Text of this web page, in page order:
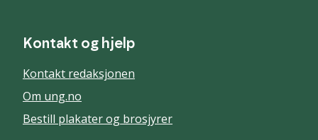
Kontakt og hjelp
Kontakt redaksjonen
Om ung.no
Bestill plakater og brosjyrer